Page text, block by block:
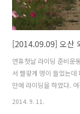
[2014.09.09] 오산
연휴첫날 라이딩 준비운
서 빨갛게 멍이 들었는
만에 라이딩을 하였다.
어서 통 장거리 라이딩을
2014. 9. 11.